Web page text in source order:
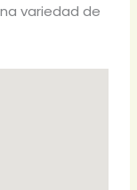
variedad de